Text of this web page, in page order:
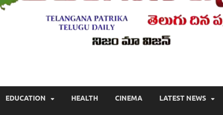
, తాజా వార్తలు , తెలుగు వార్తలు , బ్రేకింగ్ న్యూస్ తెలుగులో , తెలంగాణ లో తాజా
EDUCATION HEALTH CINEMA LATEST NEWS